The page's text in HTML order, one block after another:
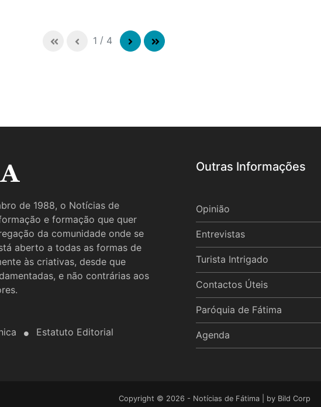
1 / 4
de 1988, o Notícias de
e formação que quer
da comunidade onde se
aberto a todas as formas de
às criativas, desde que
e não contrárias aos
Estatuto Editorial
Outras Informações
Opinião
Entrevistas
Turista Intrigado
Contactos Úteis
Paróquia de Fátima
Agenda
Copyright © 2026 - Notícias de Fátima | by Bild Corp